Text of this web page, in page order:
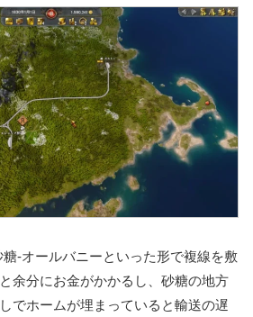
-オールバニーといった形で複線を敷
余分にお金がかかるし、砂糖の地方
でホームが埋まっていると輸送の遅